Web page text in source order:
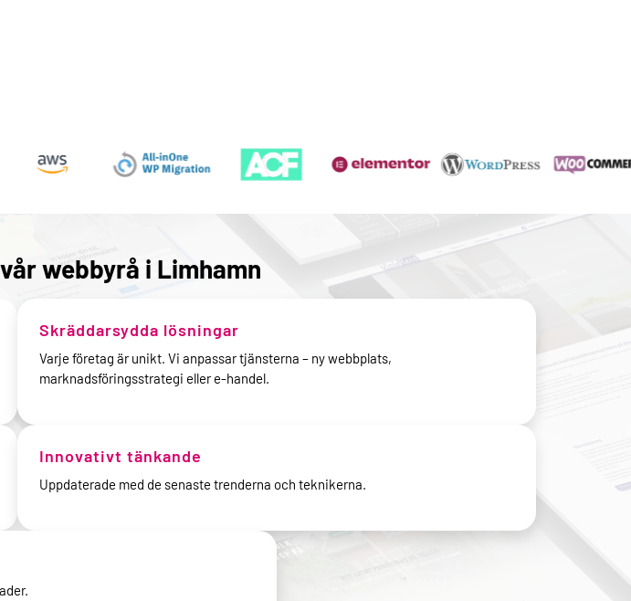
webbyrå i Limhamn
Skräddarsydda lösningar
Varje företag är unikt. Vi anpassar tjänsterna – ny webbplats,
marknadsföringsstrategi eller e-handel.
Innovativt tänkande
Uppdaterade med de senaste trenderna och teknikerna.